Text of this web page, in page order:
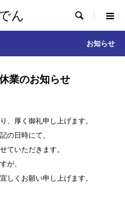
ん 
お知らせ
業のお知らせ
、厚く御礼申し上げます。
の日時にて、
ていただきます。
が、
しくお願い申し上げます。